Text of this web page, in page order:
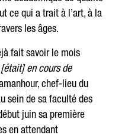
ce qui a trait à l’art, à la
les âges.
fait savoir le mois
en cours de
chef-lieu du
sein de sa faculté des
juin sa première
en attendant